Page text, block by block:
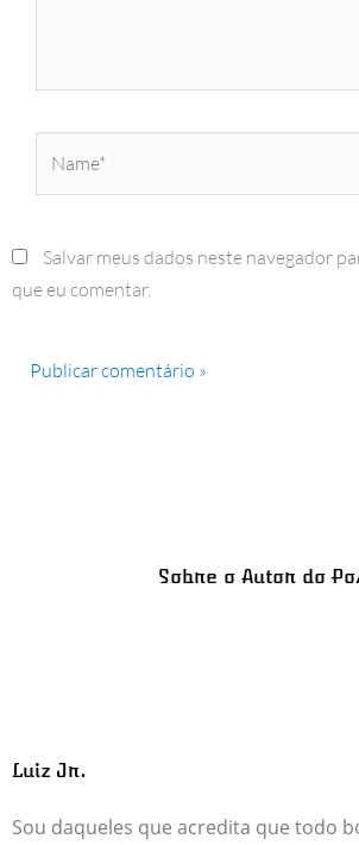
Salvar meus dados neste navegador
que eu comentar.
Sobre o Autor do
Luiz Jr.
Sou daqueles que acredita que todo